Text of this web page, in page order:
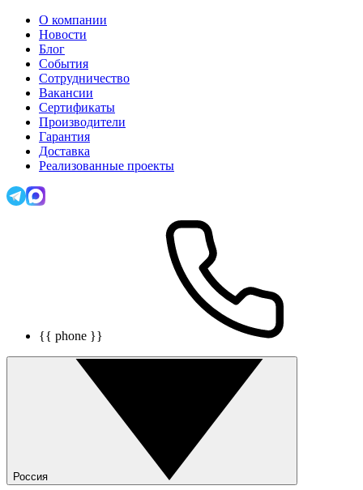
О компании
Новости
Блог
События
Сотрудничество
Вакансии
Сертификаты
Производители
Гарантия
Доставка
Реализованные проекты
{{ phone }}
Россия